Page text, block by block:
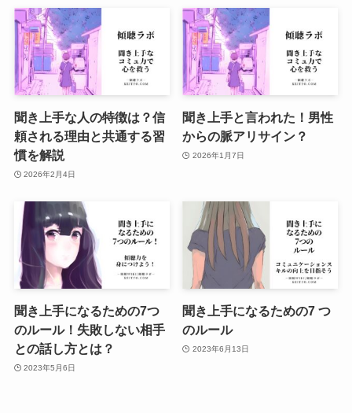
聞き上手な人の特徴は？信
頼される理由と共通する習
慣を解説
2026年2月4日
聞き上手と言われた！男性
からの脈アリサイン？
2026年1月7日
聞き上手になるための7つ
のルール！失敗しない相手
との話し方とは？
2023年5月6日
聞き上手になるための7 つ
のルール
2023年6月13日